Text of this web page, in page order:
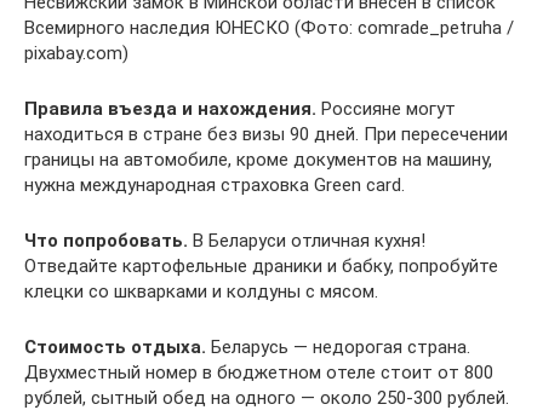
Всемирного наследия ЮНЕСКО (Фото: comrade_petruha /
pixabay.com)
Правила въезда и нахождения. Россияне могут
находиться в стране без визы 90 дней. При пересечении
границы на автомобиле, кроме документов на машину,
нужна международная страховка Green card.
Что попробовать. В Беларуси отличная кухня!
Отведайте картофельные драники и бабку, попробуйте
клецки со шкварками и колдуны с мясом.
Стоимость отдыха. Беларусь — недорогая страна.
Двухместный номер в бюджетном отеле стоит от 800
рублей, сытный обед на одного — около 250-300 рублей.